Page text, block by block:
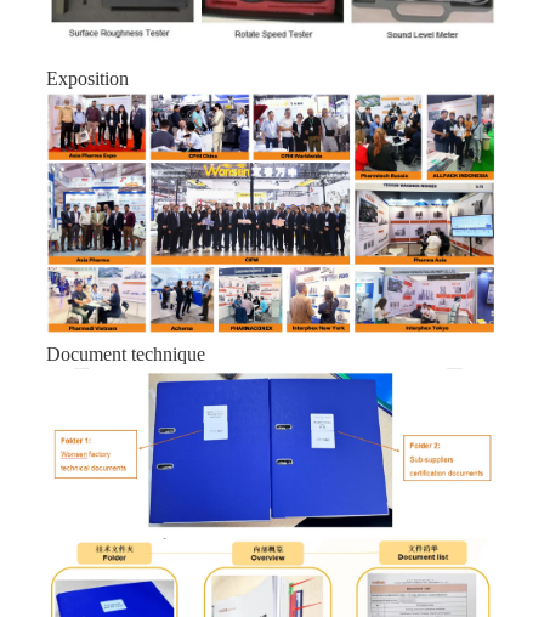
Exposition
Document technique